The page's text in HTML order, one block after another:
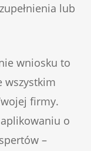
lub
wniosku to
wszystkim
firmy.
o
–